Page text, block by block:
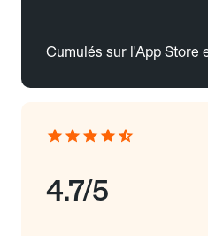
Cumulés sur l'App Store
4.7/5